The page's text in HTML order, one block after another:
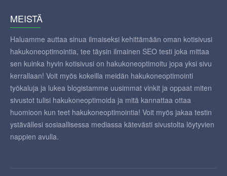
MEISTÄ
Haluamme auttaa sinua ilmaiseksi kehittämään oman kotisivusi
hakukoneoptimointia, tee täysin ilmainen SEO testi joka mittaa
sen kuinka hyvin kotisivusi on hakukoneoptimoitu jopa yksi sivu
kerrallaan! Voit myös kokeilla meidän hakukoneoptimointi
työkaluja ja lukea blogistamme uusimmat vinkit ja oppaat miten
sivustot tulisi hakukoneoptimoida ja mitä kannattaa ottaa
huomioon kun teet hakukoneoptimointia! Voit myös jakaa testin
ystävällesi sosiaallisessa mediassa kätevästi sivustolta löytyvien
nappien avulla.